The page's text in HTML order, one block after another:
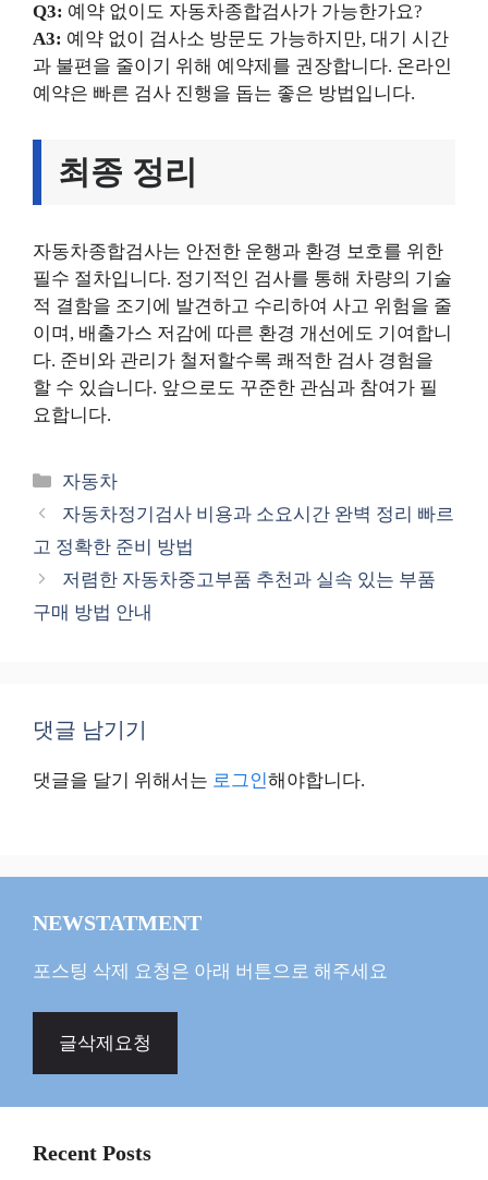
Q3: 예약 없이도 자동차종합검사가 가능한가요?
A3: 예약 없이 검사소 방문도 가능하지만, 대기 시간
과 불편을 줄이기 위해 예약제를 권장합니다. 온라인
예약은 빠른 검사 진행을 돕는 좋은 방법입니다.
최종 정리
자동차종합검사는 안전한 운행과 환경 보호를 위한
필수 절차입니다. 정기적인 검사를 통해 차량의 기술
적 결함을 조기에 발견하고 수리하여 사고 위험을 줄
이며, 배출가스 저감에 따른 환경 개선에도 기여합니
다. 준비와 관리가 철저할수록 쾌적한 검사 경험을
할 수 있습니다. 앞으로도 꾸준한 관심과 참여가 필
요합니다.
카
테
리
자동차
자동차정기검사 비용과 소요시간 완벽 정리 빠르
고 정확한 준비 방법
저렴한 자동차중고부품 추천과 실속 있는 부품
구매 방법 안내
댓글 남기기
댓글을 달기 위해서는 로그인해야합니다.
NEWSTATMENT
포스팅 삭제 요청은 아래 버튼으로 해주세요
글삭제요청
Recent Posts